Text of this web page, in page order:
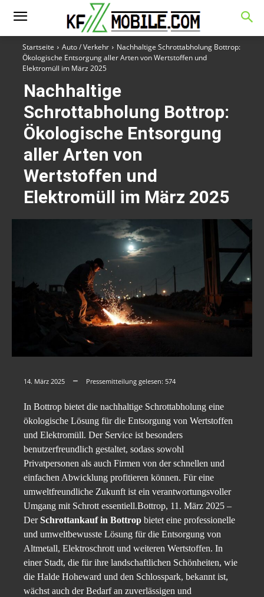
Startseite Auto / Verkehr
Nachhaltige Schrottabholung Bottrop:
Ökologische Entsorgung aller Arten von Wertstoffen und
Elektromüll im März 2025
Nachhaltige
Schrottabholung Bottrop:
Ökologische Entsorgung
aller Arten von
Wertstoffen und
Elektromüll im März 2025
14. März 2025 Pressemitteilung gelesen: 574
In Bottrop bietet die nachhaltige Schrottabholung eine
ökologische Lösung für die Entsorgung von Wertstoffen
und Elektromüll. Der Service ist besonders
benutzerfreundlich gestaltet, sodass sowohl
Privatpersonen als auch Firmen von der schnellen und
einfachen Abwicklung profitieren können. Für eine
umweltfreundliche Zukunft ist ein verantwortungsvoller
Umgang mit Schrott essentiell.Bottrop, 11. März 2025 –
DerSchrottankauf in Bottrop bietet eine professionelle
und umweltbewusste Lösung für die Entsorgung von
Altmetall, Elektroschrott und weiteren Wertstoffen. In
einer Stadt, die für ihre landschaftlichen Schönheiten, wie
die Halde Hoheward und den Schlosspark, bekannt ist,
wächst auch der Bedarf an zuverlässigen und